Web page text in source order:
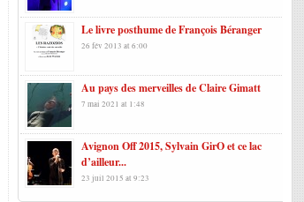
Le livre posthume de François Béranger
26 fév 2013 at 6:00
Au pays des merveilles de Claire Gimatt
7 mai 2021 at 1:48
Avignon Off 2015, Sylvain GirO et ce lac
d’ailleur...
23 juil 2015 at 9:23